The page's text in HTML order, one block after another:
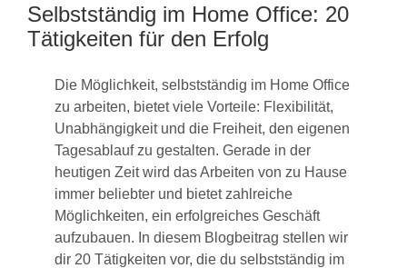
Selbstständig im Home Office: 20
Tätigkeiten für den Erfolg
Die Möglichkeit, selbstständig im Home Office
zu arbeiten, bietet viele Vorteile: Flexibilität,
Unabhängigkeit und die Freiheit, den eigenen
Tagesablauf zu gestalten. Gerade in der
heutigen Zeit wird das Arbeiten von zu Hause
immer beliebter und bietet zahlreiche
Möglichkeiten, ein erfolgreiches Geschäft
aufzubauen. In diesem Blogbeitrag stellen wir
dir 20 Tätigkeiten vor, die du selbstständig im